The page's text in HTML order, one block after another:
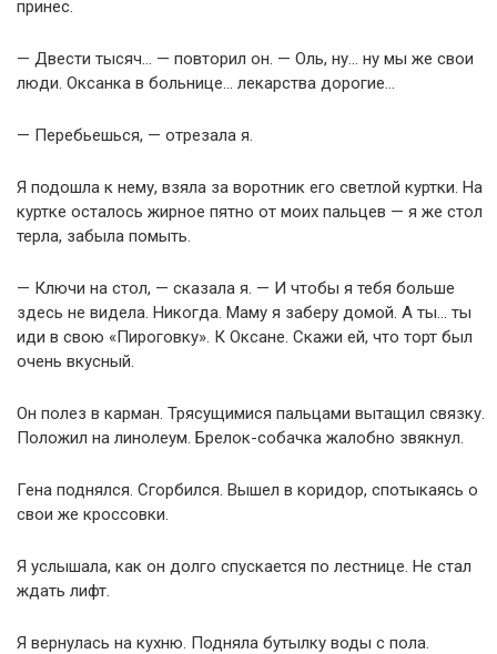
принес.
— Двести тысяч… — повторил он. — Оль, ну… ну мы же свои
люди. Оксанка в больнице… лекарства дорогие…
— Перебьешься, — отрезала я.
Я подошла к нему, взяла за воротник его светлой куртки. На
куртке осталось жирное пятно от моих пальцев — я же стол
терла, забыла помыть.
— Ключи на стол, — сказала я. — И чтобы я тебя больше
здесь не видела. Никогда. Маму я заберу домой. А ты… ты
иди в свою «Пироговку». К Оксане. Скажи ей, что торт был
очень вкусный.
Он полез в карман. Трясущимися пальцами вытащил связку.
Положил на линолеум. Брелок-собачка жалобно звякнул.
Гена поднялся. Сгорбился. Вышел в коридор, спотыкаясь о
свои же кроссовки.
Я услышала, как он долго спускается по лестнице. Не стал
ждать лифт.
Я вернулась на кухню. Подняла бутылку воды с пола.